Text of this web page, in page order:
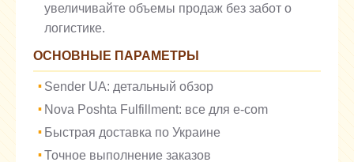
увеличивайте объемы продаж без забот о
логистике.
ОСНОВНЫЕ ПАРАМЕТРЫ
Sender UA: детальный обзор
Nova Poshta Fulfillment: все для e-com
Быстрая доставка по Украине
Точное выполнение заказов